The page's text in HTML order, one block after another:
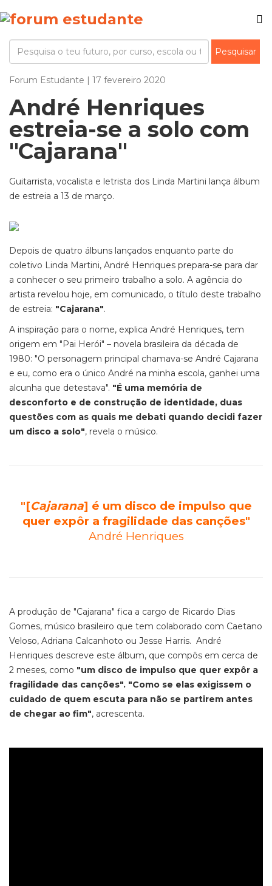
Forum Estudante | 17 fevereiro 2020
André Henriques
estreia-se a solo com
"Cajarana"
Guitarrista, vocalista e letrista dos Linda Martini lança álbum
de estreia a 13 de março.
Depois de quatro álbuns lançados enquanto parte do
coletivo Linda Martini, André Henriques prepara-se para dar
a conhecer o seu primeiro trabalho a solo. A agência do
artista revelou hoje, em comunicado, o título deste trabalho
de estreia: "Cajarana".
A inspiração para o nome, explica André Henriques, tem
origem em "Pai Herói" – novela brasileira da década de
1980: "O personagem principal chamava-se André Cajarana
e eu, como era o único André na minha escola, ganhei uma
alcunha que detestava". "É uma memória de
desconforto e de construção de identidade, duas
questões com as quais me debati quando decidi fazer
um disco a solo", revela o músico.
"[Cajarana] é um disco de impulso que
quer expôr a fragilidade das canções"
André Henriques
A produção de "Cajarana" fica a cargo de Ricardo Dias
Gomes, músico brasileiro que tem colaborado com Caetano
Veloso, Adriana Calcanhoto ou Jesse Harris. André
Henriques descreve este álbum, que compôs em cerca de
2 meses, como "um disco de impulso que quer expôr a
fragilidade das canções". "Como se elas exigissem o
cuidado de quem escuta para não se partirem antes
de chegar ao fim", acrescenta.